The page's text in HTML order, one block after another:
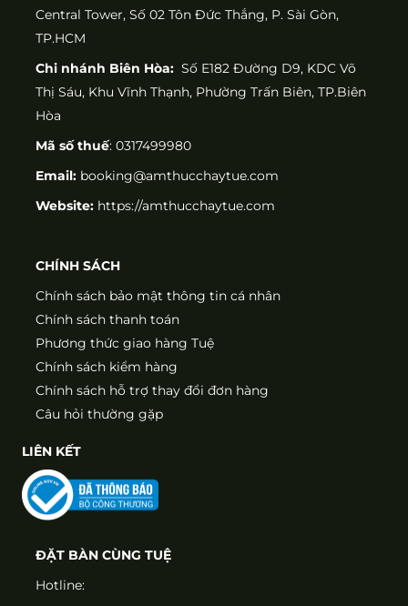
Central Tower, Số 02 Tôn Đức Thắng, P. Sài Gòn,
TP.HCM
Chi nhánh Biên Hòa: Số E182 Đường D9, KDC Võ
Thị Sáu, Khu Vĩnh Thạnh, Phường Trấn Biên, TP.Biên
Hòa
Mã số thuế: 0317499980
Email: booking@amthucchaytue.com
Website: https://amthucchaytue.com
CHÍNH SÁCH
Chính sách bảo mật thông tin cá nhân
Chính sách thanh toán
Phương thức giao hàng Tuệ
Chính sách kiểm hàng
Chính sách hỗ trợ thay đổi đơn hàng
Câu hỏi thường gặp
LIÊN KẾT
ĐẶT BÀN CÙNG TUỆ
Hotline: